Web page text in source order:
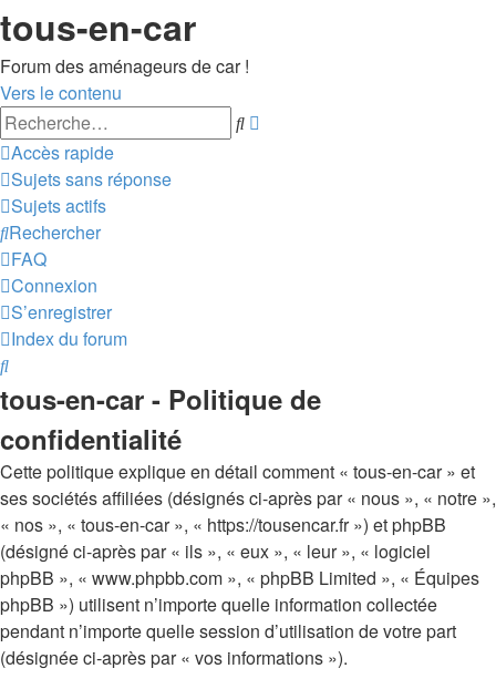
tous-en-car
Forum des aménageurs de car !
Vers le contenu
Rechercher
Accès rapide
Sujets sans réponse
Sujets actifs
Rechercher
FAQ
Connexion
S’enregistrer
Index du forum
Rechercher
tous-en-car - Politique de
confidentialité
Cette politique explique en détail comment « tous-en-car » et
ses sociétés affiliées (désignés ci-après par « nous », « notre »,
« nos », « tous-en-car », « https://tousencar.fr ») et phpBB
(désigné ci-après par « ils », « eux », « leur », « logiciel
phpBB », « www.phpbb.com », « phpBB Limited », « Équipes
phpBB ») utilisent n’importe quelle information collectée
pendant n’importe quelle session d’utilisation de votre part
(désignée ci-après par « vos informations »).